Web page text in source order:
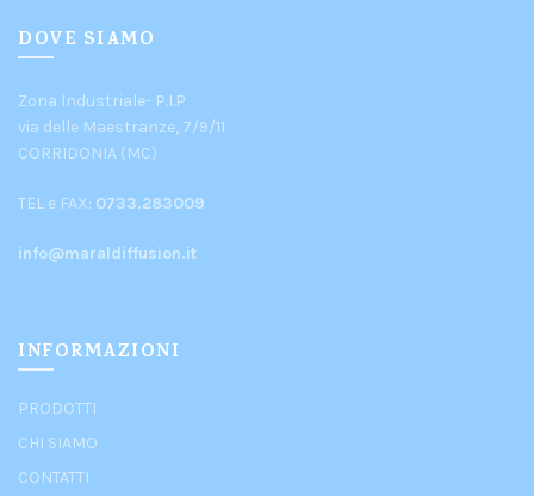
DOVE SIAMO
Zona Industriale- P.I.P
via delle Maestranze, 7/9/11
CORRIDONIA (MC)
TEL e FAX: 0733.283009
info@maraldiffusion.it
INFORMAZIONI
PRODOTTI
CHI SIAMO
CONTATTI